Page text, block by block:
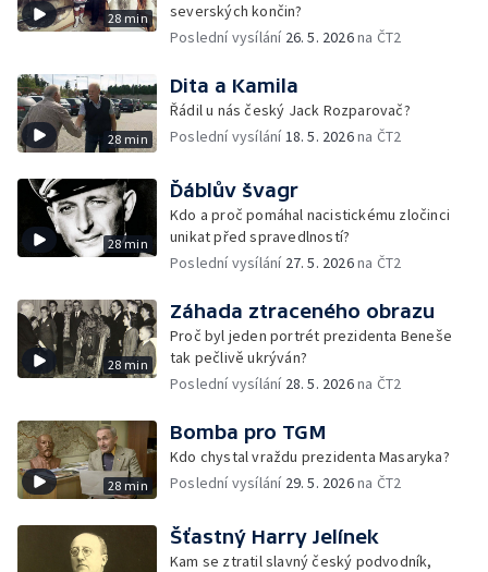
28 min
severských končin?
Poslední vysílání 26. 5. 2026na ČT2
28 min
Dita a Kamila
Řádil u nás český Jack Rozparovač?
Poslední vysílání18. 5. 2026na ČT2
28 min
Ďáblův švagr
Kdo a proč pomáhal nacistickému zločinci
unikat před spravedlností?
Poslední vysílání 27. 5. 2026na ČT2
28 min
Záhada ztraceného obrazu
Proč byl jeden portrét prezidenta Beneše
tak pečlivě ukrýván?
Poslední vysílání 28. 5. 2026na ČT2
28 min
Bomba pro TGM
Kdo chystal vraždu prezidenta Masaryka?
Poslední vysílání 29. 5. 2026na ČT2
Šťastný Harry Jelínek
Kam se ztratil slavný český podvodník,